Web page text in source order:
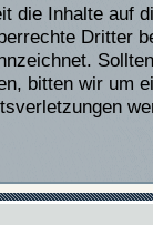
die Inhalte auf
Dritter
bitten wir um